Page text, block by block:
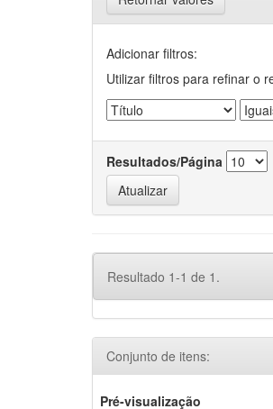
Adicionar filtros:
Utilizar filtros para refinar o
Resultados/Página
Resultado 1-1 de 1.
Conjunto de itens:
Pré-visualização